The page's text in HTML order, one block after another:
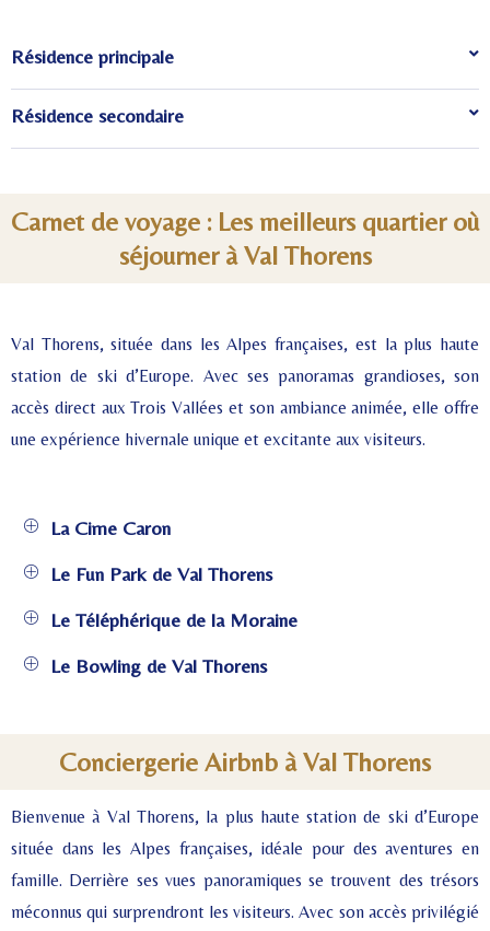
Résidence principale
Résidence secondaire
Carnet de voyage : Les meilleurs quartier où
séjourner à Val Thorens
Val Thorens, située dans les Alpes françaises, est la plus haute
station de ski d’Europe. Avec ses panoramas grandioses, son
accès direct aux Trois Vallées et son ambiance animée, elle offre
une expérience hivernale unique et excitante aux visiteurs.
La Cime Caron
Le Fun Park de Val Thorens
Le Téléphérique de la Moraine
Le Bowling de Val Thorens
Conciergerie Airbnb à Val Thorens
Bienvenue à Val Thorens, la plus haute station de ski d’Europe
située dans les Alpes françaises, idéale pour des aventures en
famille. Derrière ses vues panoramiques se trouvent des trésors
méconnus qui surprendront les visiteurs. Avec son accès privilégié